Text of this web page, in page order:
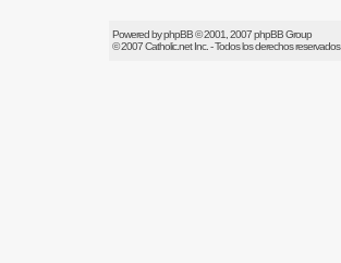
Powered byphpBB© 2001, 2007 phpBB Group
© 2007Catholic.netInc. - Todos los derechos reservados